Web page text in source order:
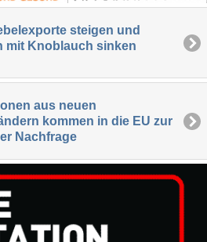
steigen und
mit Knoblauch sinken
aus neuen
kommen in die EU zur
Nachfrage